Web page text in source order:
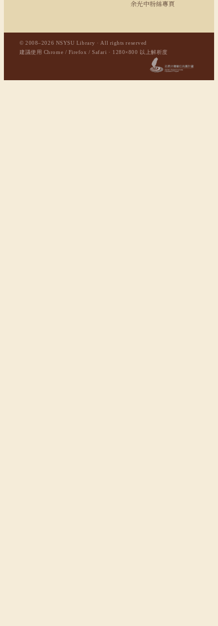
余光中粉絲專頁
© 2008–2026 NSYSU Library · All rights reserved
建議使用 Chrome / Firefox / Safari · 1280×800 以上解析度